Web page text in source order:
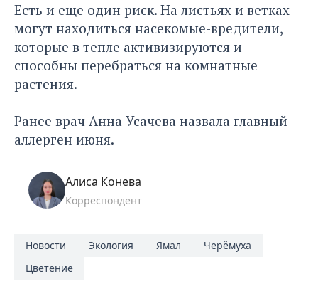
Есть и еще один риск. На листьях и ветках
могут находиться насекомые-вредители,
которые в тепле активизируются и
способны перебраться на комнатные
растения.
Ранее врач Анна Усачева назвала главный
аллерген июня.
Алиса Конева
Корреспондент
Новости Экология Ямал
Черёмуха
Цветение